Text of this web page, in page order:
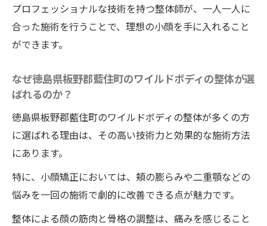
術体験
美人度UP徳島県板野郡藍住町のワイルドボディ
の整体で一回で実感できる小顔効果
藍住町のワイルドボディの整体
のワイルドボディの体験談
施術の効果を最大限に引き出す方法：徳島
一回の施術で得られる変化：徳島県板野郡
藍住町のワイルドボディの具体例
施術後に感じる美人度UPの理由：徳島県板
プロフェッショナルな技術を持つ整体師が、一人一人に
合った施術を行うことで、理想の小顔を手に入れること
ができます。
なぜ徳島県板野郡藍住町のワイルドボディの整体が選
ばれるのか？
徳島県板野郡藍住町のワイルドボディの整体が多くの方
に選ばれる理由は、その高い技術力と効果的な施術方法
にあります。
特に、小顔矯正においては、頬の膨らみや二重顎などの
悩みを一回の施術で劇的に改善できる点が魅力です。
整体による顔の筋肉と骨格の調整は、痛みを感じること